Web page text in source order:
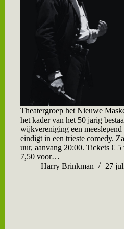
Theatergroep het Nieuwe
het kader van het 50 jarig
wijkvereniging een meeslepend
eindigt in een trieste comedy.
uur, aanvang 20:00. Tickets €
7,50 voor…
Harry Brinkman
27